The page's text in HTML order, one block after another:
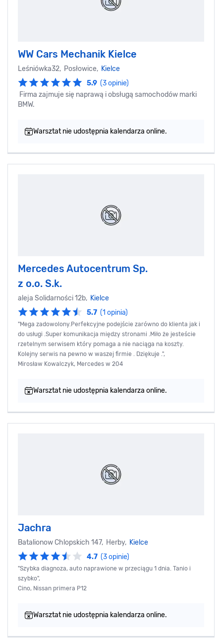
WW Cars Mechanik Kielce
Leśniówka32, Posłowice, Kielce
5.9 (3 opinie)
Firma zajmuje się naprawą i obsługą samochodów marki
BMW.
Warsztat nie udostępnia kalendarza online.
Mercedes Autocentrum Sp.
z o.o. S.k.
aleja Solidarności 12b, Kielce
5.7 (1 opinia)
"Mega zadowolony.Perfekcyjne podejście zarówno do klienta jak i
do usługi .Super komunikacja między stronami .Miło że jesteście
rzetelnym serwisem który pomaga a nie naciąga na koszty.
Kolejny serwis na pewno w waszej firmie . Dziękuje .",
Mirosław Kowalczyk, Mercedes w 204
Warsztat nie udostępnia kalendarza online.
Jachra
Batalionow Chlopskich 147, Herby, Kielce
4.7 (3 opinie)
"Szybka diagnoza, auto naprawione w przeciągu 1 dnia. Tanio i
szybko",
Cino, Nissan primera P12
Warsztat nie udostępnia kalendarza online.